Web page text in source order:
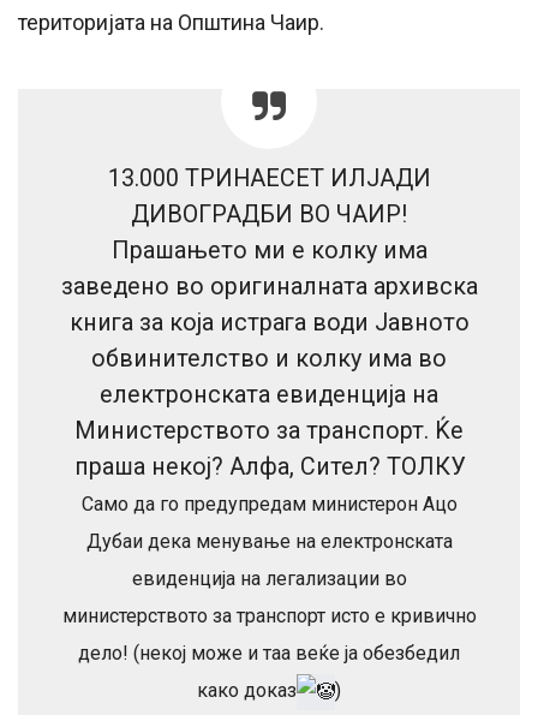
територијата на Општина Чаир.
13.000 ТРИНАЕСЕТ ИЛЈАДИ
ДИВОГРАДБИ ВО ЧАИР!
Прашањето ми е колку има
заведено во оригиналната архивска
книга за која истрага води Јавното
обвинителство и колку има во
електронската евиденција на
Министерството за транспорт. Ќе
праша некој? Алфа, Сител? ТОЛКУ
Само да го предупредам министерон Ацо
Дубаи дека менување на електронската
евиденција на легализации во
министерството за транспорт исто е кривично
дело! (некој може и таа веќе ја обезбедил
како доказ
)